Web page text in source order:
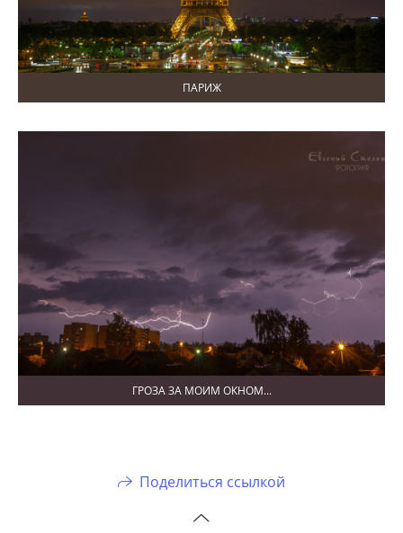
ПАРИЖ
ГРОЗА ЗА МОИМ ОКНОМ...
Поделиться ссылкой